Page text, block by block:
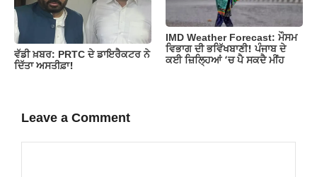
ਵੱਡੀ ਖ਼ਬਰ: PRTC ਦੇ ਡਾਇਰੈਕਟਰ ਨੇ
ਦਿੱਤਾ ਅਸਤੀਫ਼ਾ!
IMD Weather Forecast: ਮੌਸਮ
ਵਿਭਾਗ ਦੀ ਭਵਿੱਖਬਾਣੀ! ਪੰਜਾਬ ਦੇ
ਕਈ ਜ਼ਿਲ੍ਹਿਆਂ ‘ਚ ਪੈ ਸਕਦੈ ਮੀਂਹ
Leave a Comment